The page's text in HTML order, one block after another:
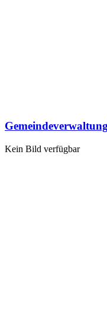
Kein Bild verfügbar